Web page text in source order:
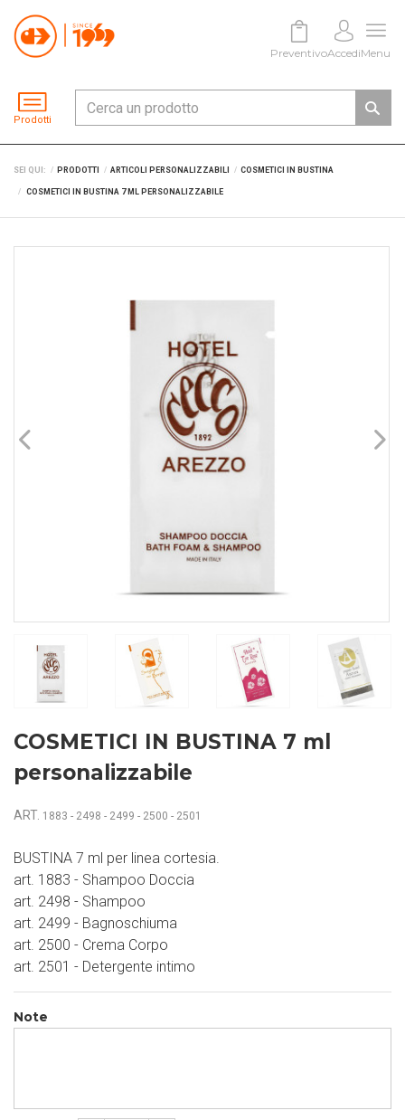
Prodotti
PreventivoAccediMenu
SEI QUI: PRODOTTI ARTICOLI PERSONALIZZABILI COSMETICI IN BUSTINA
COSMETICI IN BUSTINA 7 ML PERSONALIZZABILE
COSMETICI IN BUSTINA 7 ml
personalizzabile
ART. 1883 - 2498 - 2499 - 2500 - 2501
BUSTINA 7 ml per linea cortesia.
art. 1883 - Shampoo Doccia
art. 2498 - Shampoo
art. 2499 - Bagnoschiuma
art. 2500 - Crema Corpo
art. 2501 - Detergente intimo
Note